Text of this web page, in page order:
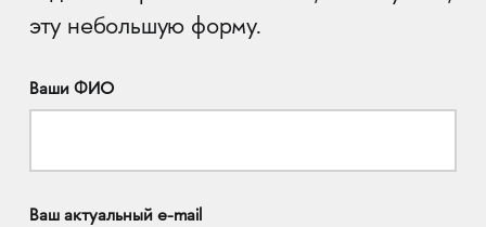
эту небольшую форму.
Ваши ФИО
Ваш актуальный e-mail